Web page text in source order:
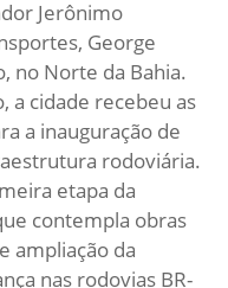
Jerônimo
George
no Norte da Bahia.
a cidade recebeu as
a inauguração de
rodoviária.
etapa da
contempla obras
ampliação da
nas rodovias BR-